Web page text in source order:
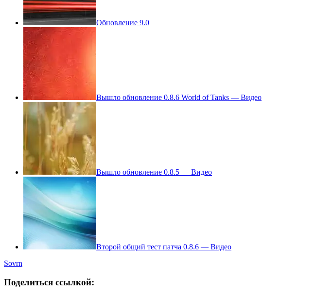
Обновление 9.0
Вышло обновление 0.8.6 World of Tanks — Видео
Вышло обновление 0.8.5 — Видео
Второй общий тест патча 0.8.6 — Видео
Sovrn
Поделиться ссылкой: